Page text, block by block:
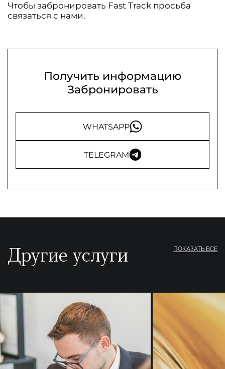
Чтобы забронировать Fast Track просьба
связаться с нами.
Получить информацию
Забронировать
WHATSAPP
TELEGRAM
Другие услуги ПОКАЗАТЬ ВСЕ